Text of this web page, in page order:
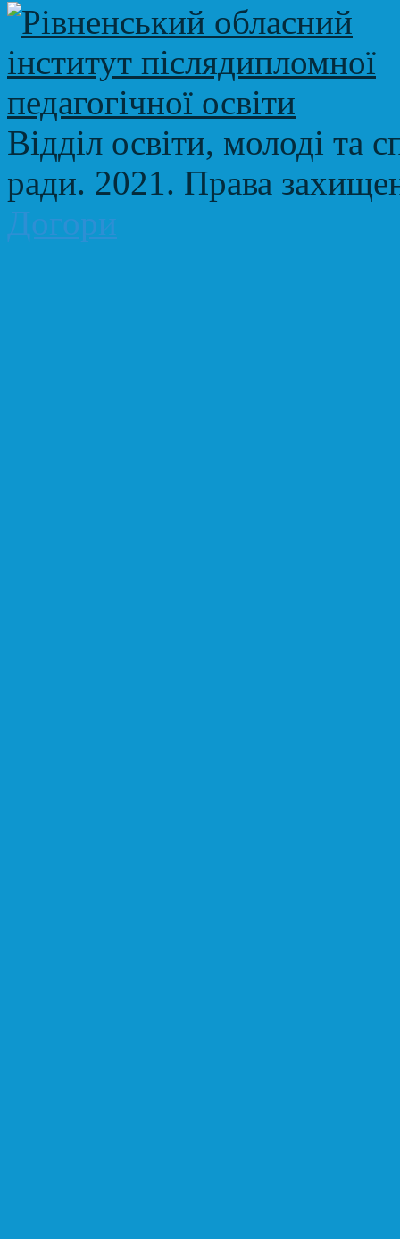
Відділ освіти, молоді та
ради. 2021. Права
Догори